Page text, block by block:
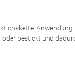
bestickt und